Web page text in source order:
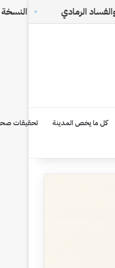
النسخة الإلكترونية رقم ١٧٥ PDF
كل ما يخص المدينة تحقيقات